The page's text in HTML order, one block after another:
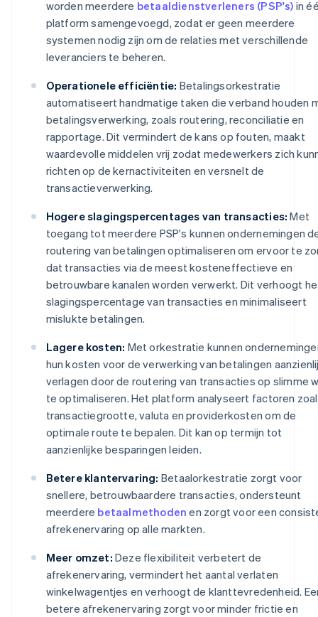
worden meerdere betaaldienstverleners (PSP's) in
platform samengevoegd, zodat er geen meerdere
systemen nodig zijn om de relaties met verschillende
leveranciers te beheren.
Operationele efficiëntie: Betalingsorkestratie
automatiseert handmatige taken die verband houden
betalingsverwerking, zoals routering, reconciliatie en
rapportage. Dit vermindert de kans op fouten, maakt
waardevolle middelen vrij zodat medewerkers zich
richten op de kernactiviteiten en versnelt de
transactieverwerking.
Hogere slagingspercentages van transacties: Met
toegang tot meerdere PSP's kunnen ondernemingen
routering van betalingen optimaliseren om ervoor te
dat transacties via de meest kosteneffectieve en
betrouwbare kanalen worden verwerkt. Dit verhoogt
slagingspercentage van transacties en minimaliseert
mislukte betalingen.
Lagere kosten: Met orkestratie kunnen
hun kosten voor de verwerking van betalingen
verlagen door de routering van transacties op slimme
te optimaliseren. Het platform analyseert factoren
transactiegrootte, valuta en providerkosten om de
optimale route te bepalen. Dit kan op termijn tot
aanzienlijke besparingen leiden.
Betere klantervaring: Betaalorkestratie zorgt voor
snellere, betrouwbaardere transacties, ondersteunt
meerdere betaalmethoden en zorgt voor een
afrekenervaring op alle markten.
Meer omzet: Deze flexibiliteit verbetert de
afrekenervaring, vermindert het aantal verlaten
winkelwagentjes en verhoogt de klanttevredenheid.
betere afrekenervaring zorgt voor minder frictie en